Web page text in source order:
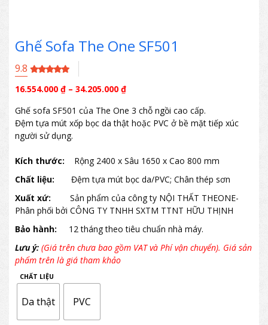
Ghế Sofa The One SF501
9.8
16.554.000 ₫ – 34.205.000 ₫
Ghế sofa SF501 của The One 3 chỗ ngồi cao cấp.
Đệm tựa mút xốp bọc da thật hoặc PVC ở bề mặt tiếp xúc
người sử dụng.
Kích thước: Rộng 2400 x Sâu 1650 x Cao 800 mm
Chất liệu:
Đệm tựa mút bọc da/PVC; Chân thép sơn
Xuất xứ:
Sản phẩm của công ty NỘI THẤT THEONE-
Phân phối bởi CÔNG TY TNHH SXTM TTNT HỮU THỊNH
Bảo hành:
12 tháng theo tiêu chuẩn nhà máy.
Lưu ý: (Giá trên chưa bao gồm VAT và Phí vận chuyển). Giá sản
phẩm trên là giá tham khảo
CHẤT LIỆU
Da thật PVC